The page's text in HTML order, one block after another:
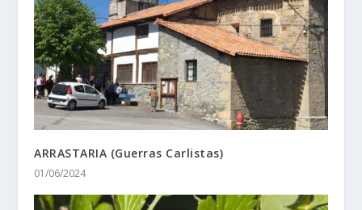
ARRASTARIA (Guerras Carlistas)
01/06/2024